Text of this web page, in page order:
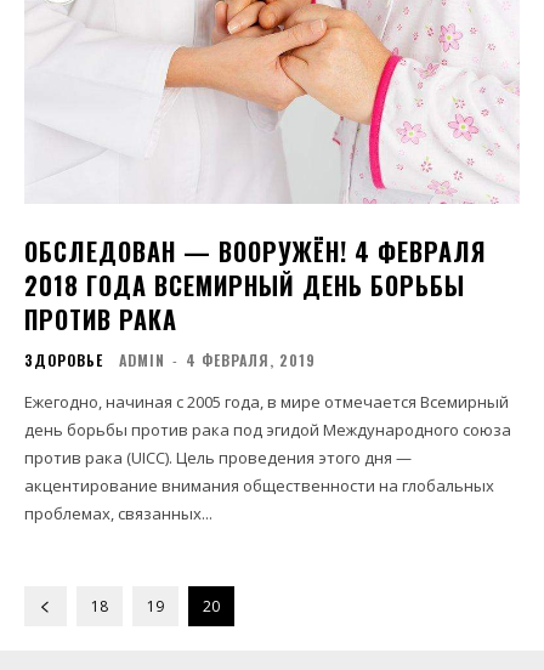
ОБСЛЕДОВАН — ВООРУЖЁН! 4 ФЕВРАЛЯ
2018 ГОДА ВСЕМИРНЫЙ ДЕНЬ БОРЬБЫ
ПРОТИВ РАКА
ЗДОРОВЬЕ ADMIN - 4 ФЕВРАЛЯ, 2019
Ежегодно, начиная с 2005 года, в мире отмечается Всемирный
день борьбы против рака под эгидой Международного союза
против рака (UICC). Цель проведения этого дня —
акцентирование внимания общественности на глобальных
проблемах, связанных...
18 19 20